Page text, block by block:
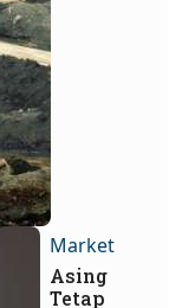
Market
Asing
Tetap